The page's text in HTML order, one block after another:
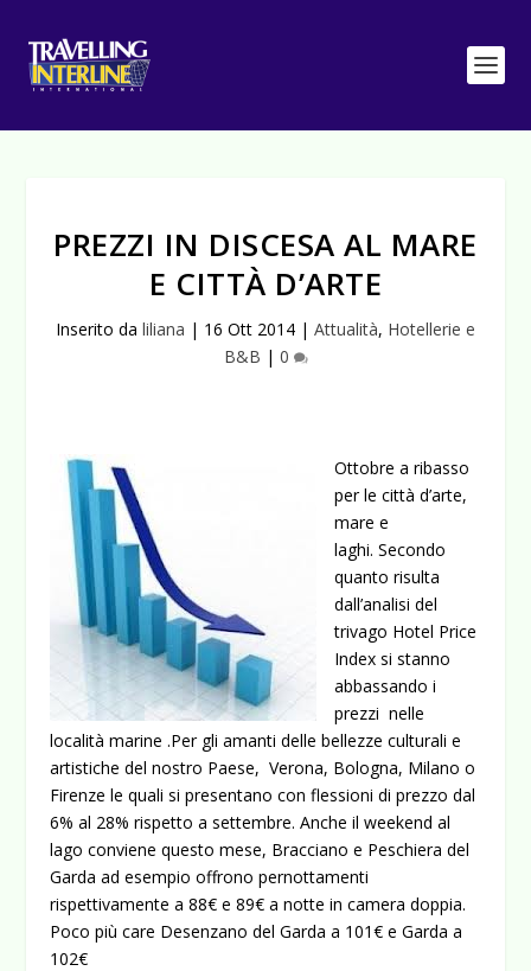
PREZZI IN DISCESA AL MARE
E CITTÀ D’ARTE
Inserito da liliana | 16 Ott 2014 | Attualità, Hotellerie e
B&B | 0
Ottobre a ribasso
per le città d’arte,
mare e
laghi. Secondo
quanto risulta
dall’analisi del
trivago Hotel Price
Index si stanno
abbassando i
prezzi nelle
località marine .Per gli amanti delle bellezze culturali e
artistiche del nostro Paese, Verona, Bologna, Milano o
Firenze le quali si presentano con flessioni di prezzo dal
6% al 28% rispetto a settembre. Anche il weekend al
lago conviene questo mese, Bracciano e Peschiera del
Garda ad esempio offrono pernottamenti
rispettivamente a 88€ e 89€ a notte in camera doppia.
Poco più care Desenzano del Garda a 101€ e Garda a
102€